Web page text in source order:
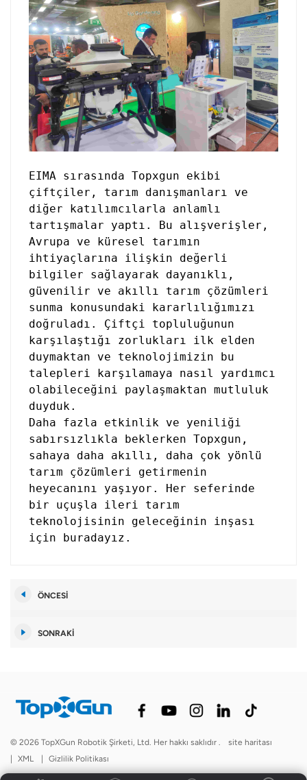
EIMA sırasında Topxgun ekibi
çiftçiler, tarım danışmanları ve
diğer katılımcılarla anlamlı
tartışmalar yaptı. Bu alışverişler,
Avrupa ve küresel tarımın
ihtiyaçlarına ilişkin değerli
bilgiler sağlayarak dayanıklı,
güvenilir ve akıllı tarım çözümleri
sunma konusundaki kararlılığımızı
doğruladı. Çiftçi topluluğunun
karşılaştığı zorlukları ilk elden
duymaktan ve teknolojimizin bu
talepleri karşılamaya nasıl yardımcı
olabileceğini paylaşmaktan mutluluk
duyduk.
Daha fazla etkinlik ve yeniliği
sabırsızlıkla beklerken Topxgun,
sahaya daha akıllı, daha çok yönlü
tarım çözümleri getirmenin
heyecanını yaşıyor. Her seferinde
bir uçuşla ileri tarım
teknolojisinin geleceğinin inşası
için buradayız.
ÖNCESI
SONRAKI
© 2026 TopXGun Robotik Şirketi, Ltd. Her hakkı saklıdır .
site haritası
|
XML | Gizlilik Politikası